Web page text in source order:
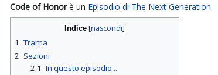
Vai
alla
Vai
alla
Code of Honorè un Episodio di The Next Generation.
Indice
1 Trama
2 Sezioni
2.1 In questo episodio...